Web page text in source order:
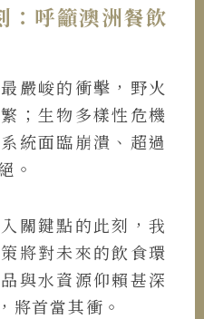
：呼籲澳洲餐飲
嚴峻的衝擊，野火
；生物多樣性危機
統面臨崩潰、超過
。
關鍵點的此刻，我
將對未來的飲食環
與水資源仰賴甚深
將首當其衝。